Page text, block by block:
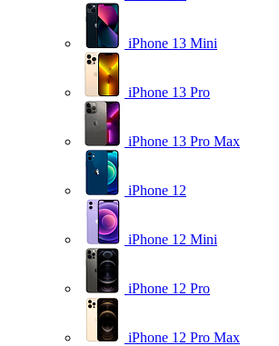
iPhone 13 Mini
iPhone 13 Pro
iPhone 13 Pro Max
iPhone 12
iPhone 12 Mini
iPhone 12 Pro
iPhone 12 Pro Max